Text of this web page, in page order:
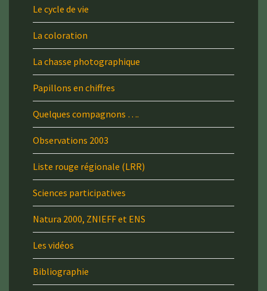
Le cycle de vie
La coloration
La chasse photographique
Papillons en chiffres
Quelques compagnons ….
Observations 2003
Liste rouge régionale (LRR)
Sciences participatives
Natura 2000, ZNIEFF et ENS
Les vidéos
Bibliographie